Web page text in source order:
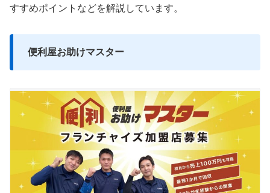
すすめポイントなどを解説しています。
便利屋お助けマスター